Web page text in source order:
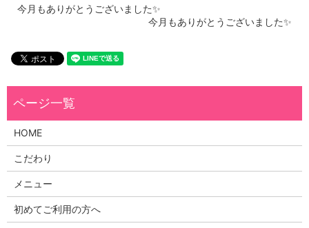
今月もありがとうございました✨
今月もありがとうございました✨
HOME
こだわり
メニュー
初めてご利用の方へ